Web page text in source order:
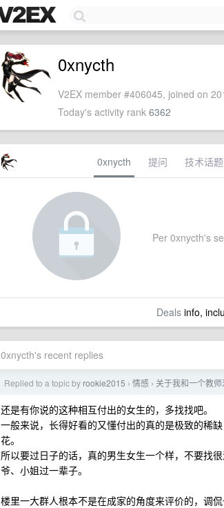
0xnycth
V2EX member #406045, joined on
Today's activity rank 6362
0xnycth 提问 技术话题
Per 0xnycth's
Dealsinfo,
0xnycth's recent replies
Replied to a topic by rookie2015 › 情感 › 关于我和一个教
还是有你说的这种相互付出的女生的，多找找吧。
一般来说，长得好看的又懂付出的真的是极致的稀
花。
所以要过日子的话，真的男生女生一个样，不要找
爷、小姐过一辈子。
楼里一大群人根本不是在成家的角度来评价的，调